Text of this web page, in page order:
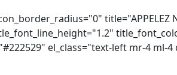
title="APPELEZ
el_class="text-left mr-4 ml-